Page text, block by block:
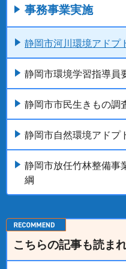
事務事業実施
静岡市河川環境アドプ
静岡市環境学習指導員
静岡市市民生きもの調
静岡市自然環境アドプ
静岡市放任竹林整備事
綱
こちらの記事も読ま